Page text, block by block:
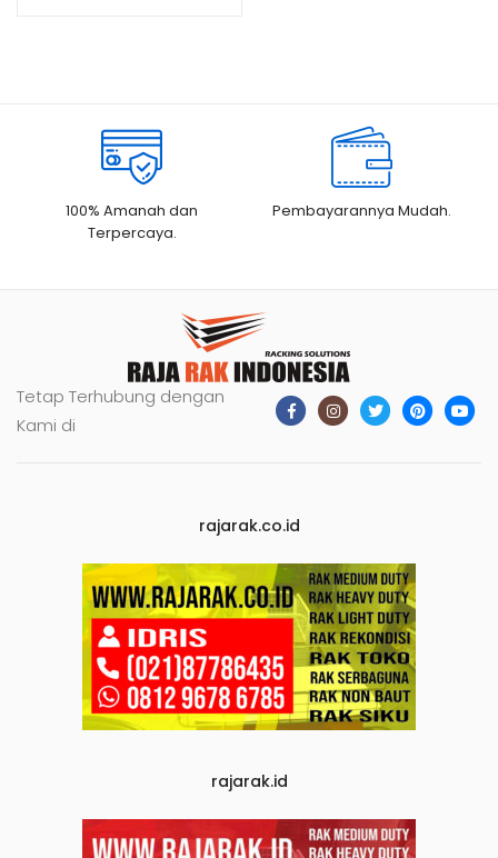
100% Amanah dan
Terpercaya.
Pembayarannya Mudah.
Tetap Terhubung dengan
Kami di
rajarak.co.id
rajarak.id